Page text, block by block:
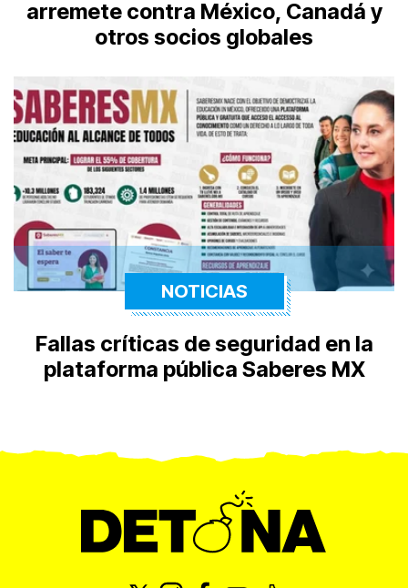
arremete contra México, Canadá y
otros socios globales
NOTICIAS
Fallas críticas de seguridad en la
plataforma pública Saberes MX